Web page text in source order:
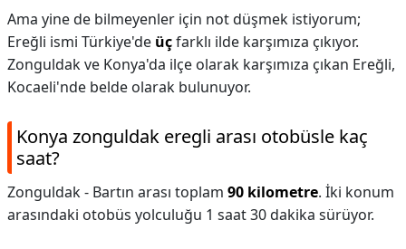
Ama yine de bilmeyenler için not düşmek istiyorum;
Ereğli ismi Türkiye'de üçfarklı ilde karşımıza çıkıyor.
Zonguldak ve Konya'da ilçe olarak karşımıza çıkan Ereğli,
Kocaeli'nde belde olarak bulunuyor.
Konya zonguldak eregli arası otobüsle kaç
saat?
Zonguldak - Bartın arası toplam 90 kilometre. İki konum
arasındaki otobüs yolculuğu 1 saat 30 dakika sürüyor.